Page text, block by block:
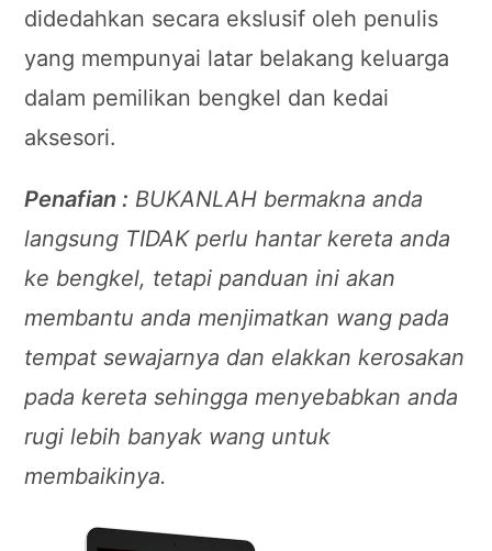
didedahkan secara ekslusif oleh penulis
yang mempunyai latar belakang keluarga
dalam pemilikan bengkel dan kedai
aksesori.
Penafian : BUKANLAH bermakna anda
langsung TIDAK perlu hantar kereta anda
ke bengkel, tetapi panduan ini akan
membantu anda menjimatkan wang pada
tempat sewajarnya dan elakkan kerosakan
pada kereta sehingga menyebabkan anda
rugi lebih banyak wang untuk
membaikinya.